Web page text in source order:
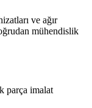
ve ağır
mühendislik
parça imalat